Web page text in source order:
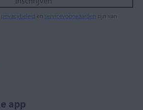
privacybeleid en servicevoorwaarden zijn van
app